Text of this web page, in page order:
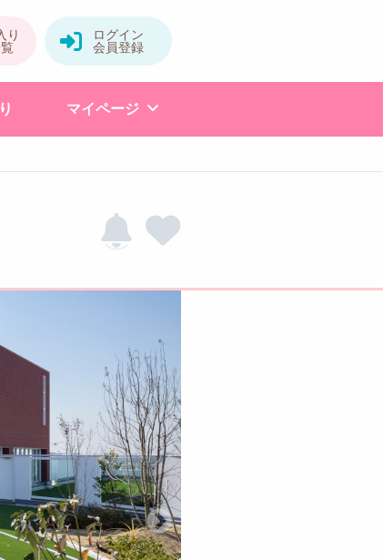
マイページ